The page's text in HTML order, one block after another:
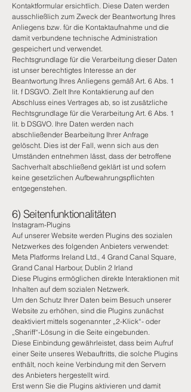
Kontaktformular ersichtlich. Diese Daten werden
ausschließlich zum Zweck der Beantwortung Ihres
Anliegens bzw. für die Kontaktaufnahme und die
damit verbundene technische Administration
gespeichert und verwendet.
Rechtsgrundlage für die Verarbeitung dieser Daten
ist unser berechtigtes Interesse an der
Beantwortung Ihres Anliegens gemäß Art. 6 Abs. 1
lit. f DSGVO. Zielt Ihre Kontaktierung auf den
Abschluss eines Vertrages ab, so ist zusätzliche
Rechtsgrundlage für die Verarbeitung Art. 6 Abs. 1
lit. b DSGVO. Ihre Daten werden nach
abschließender Bearbeitung Ihrer Anfrage
gelöscht. Dies ist der Fall, wenn sich aus den
Umständen entnehmen lässt, dass der betroffene
Sachverhalt abschließend geklärt ist und sofern
keine gesetzlichen Aufbewahrungspflichten
entgegenstehen.
6) Seitenfunktionalitäten
Instagram-Plugins
Auf unserer Website werden Plugins des sozialen
Netzwerkes des folgenden Anbieters verwendet:
Meta Platforms Ireland Ltd., 4 Grand Canal Square,
Grand Canal Harbour, Dublin 2 Irland
Diese Plugins ermöglichen direkte Interaktionen mit
Inhalten auf dem sozialen Netzwerk.
Um den Schutz Ihrer Daten beim Besuch unserer
Website zu erhöhen, sind die Plugins zunächst
deaktiviert mittels sogenannter „2-Klick“- oder
„Shariff“-Lösung in die Seite eingebunden.
Diese Einbindung gewährleistet, dass beim Aufruf
einer Seite unseres Webauftritts, die solche Plugins
enthält, noch keine Verbindung mit den Servern
des Anbieters hergestellt wird.
Erst wenn Sie die Plugins aktivieren und damit